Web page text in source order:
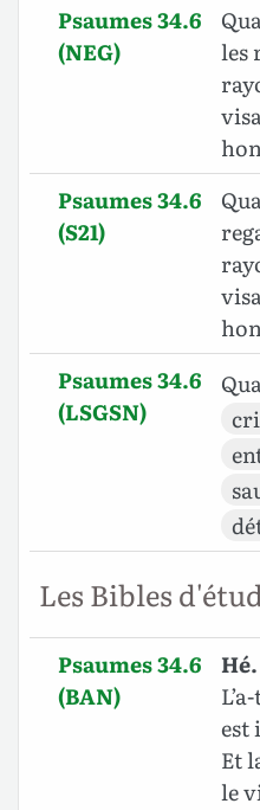
Psaumes 34.6
(NEG)
les
Psaumes 34.6
(S21)
Psaumes 34.6
(LSGSN)
Les Bibles
Psaumes 34.6
(BAN)
est
Et
le